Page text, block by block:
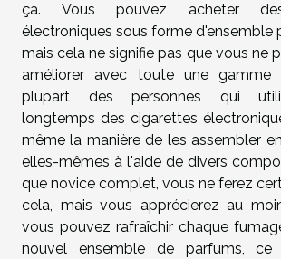
ça. Vous pouvez acheter
électroniques sous forme d'ensemble
mais cela ne signifie pas que vous ne
améliorer avec toute une gamme
plupart des personnes qui
longtemps des cigarettes
même la manière de les assembler
elles-mêmes à l'aide de divers
que novice complet, vous ne ferez
cela, mais vous apprécierez au
vous pouvez rafraîchir chaque
nouvel ensemble de parfums,